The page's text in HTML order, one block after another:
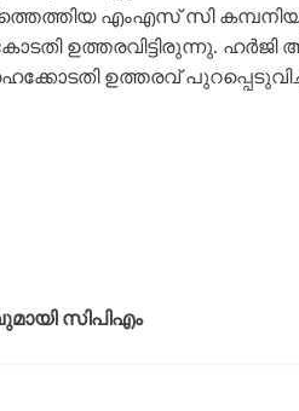
എംഎസ് സി
ഉത്തരവിട്ടിരുന്നു.
ഉത്തരവ്
സിപിഎം